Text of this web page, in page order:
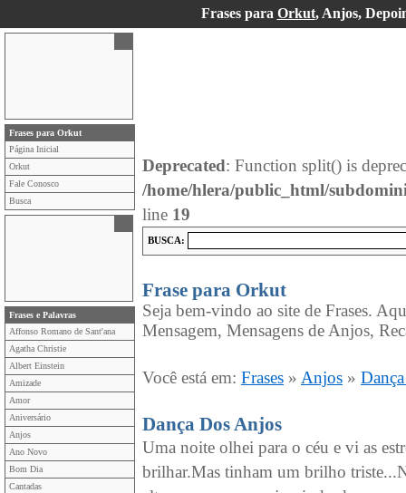
Frases para Orkut, Anjos,
Frases para Orkut
Página Inicial
Orkut
Fale Conosco
Busca
Frases e Palavras
Affonso Romano de Sant'ana
Agatha Christie
Albert Einstein
Amizade
Amor
Aniversário
Anjos
Ano Novo
Bom Dia
Cantadas
Deprecated: Function split() is
/home/hlera/public_html/
line 19
BUSCA:
Frase para Orkut
Seja bem-vindo ao site de Frases.
Mensagem, Mensagens de Anjos,
Você está em: Frases » Anjos »
Dança Dos Anjos
Uma noite olhei para o céu e vi as
brilhar.Mas tinham um brilho